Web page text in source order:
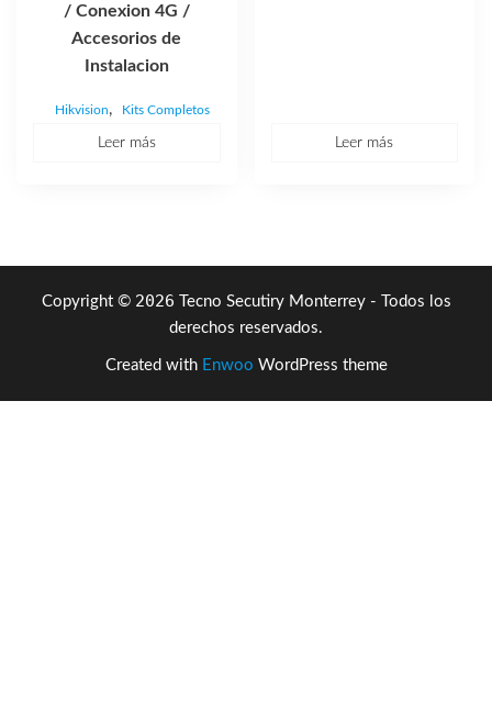
/ Conexion 4G /
Accesorios de
Instalacion
Hikvision, Kits Completos
Leer más Leer más
Copyright © 2026 Tecno Secutiry Monterrey - Todos los
derechos reservados.
Created with Enwoo WordPress theme